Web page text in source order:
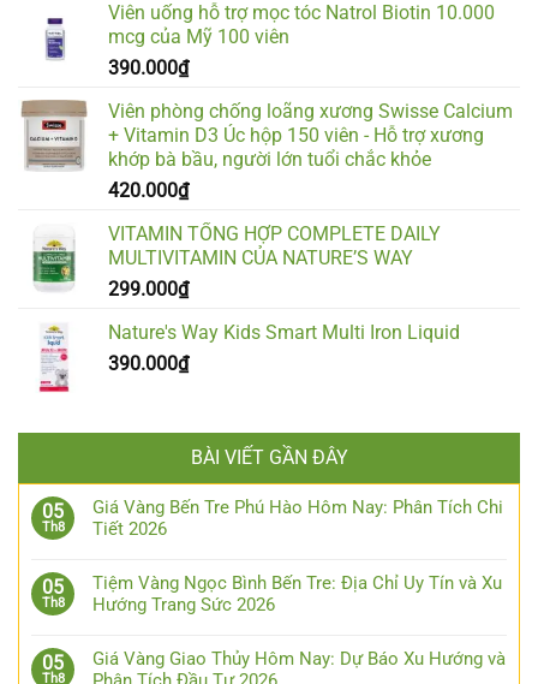
Viên uống hỗ trợ mọc tóc Natrol Biotin 10.000
mcg của Mỹ 100 viên
390.000₫
Viên phòng chống loãng xương Swisse Calcium
+ Vitamin D3 Úc hộp 150 viên - Hỗ trợ xương
khớp bà bầu, người lớn tuổi chắc khỏe
420.000₫
VITAMIN TỔNG HỢP COMPLETE DAILY
MULTIVITAMIN CỦA NATURE’S WAY
299.000₫
Nature's Way Kids Smart Multi Iron Liquid
390.000₫
BÀI VIẾT GẦN ĐÂY
05
Th8
Giá Vàng Bến Tre Phú Hào Hôm Nay: Phân Tích Chi
Tiết 2026
05
Th8
Tiệm Vàng Ngọc Bình Bến Tre: Địa Chỉ Uy Tín và Xu
Hướng Trang Sức 2026
05
Th8
Giá Vàng Giao Thủy Hôm Nay: Dự Báo Xu Hướng và